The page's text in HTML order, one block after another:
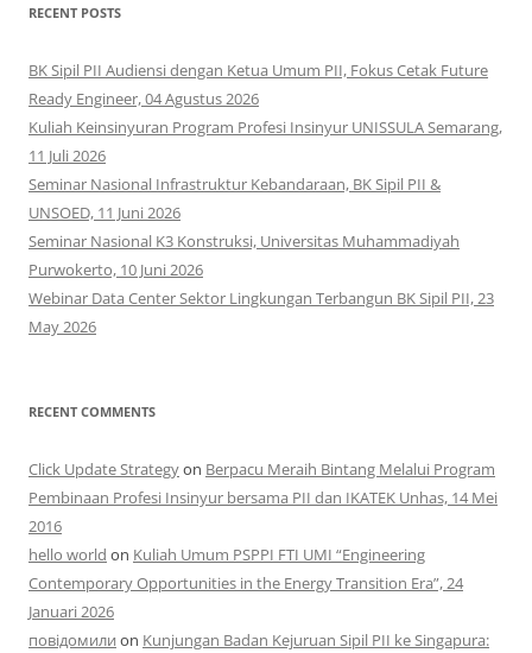
RECENT POSTS
BK Sipil PII Audiensi dengan Ketua Umum PII, Fokus Cetak Future
Ready Engineer, 04 Agustus 2026
Kuliah Keinsinyuran Program Profesi Insinyur UNISSULA Semarang,
11 Juli 2026
Seminar Nasional Infrastruktur Kebandaraan, BK Sipil PII &
UNSOED, 11 Juni 2026
Seminar Nasional K3 Konstruksi, Universitas Muhammadiyah
Purwokerto, 10 Juni 2026
Webinar Data Center Sektor Lingkungan Terbangun BK Sipil PII, 23
May 2026
RECENT COMMENTS
Click Update Strategyon Berpacu Meraih Bintang Melalui Program
Pembinaan Profesi Insinyur bersama PII dan IKATEK Unhas, 14 Mei
2016
hello world on Kuliah Umum PSPPI FTI UMI “Engineering
Contemporary Opportunities in the Energy Transition Era”, 24
Januari 2026
повідомили on Kunjungan Badan Kejuruan Sipil PII ke Singapura: